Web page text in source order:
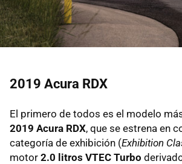
2019 Acura RDX
El primero de todos es el modelo
2019 Acura RDX, que se estrena en
categoría de exhibición (Exhibition
motor 2.0 litros VTEC Turbo